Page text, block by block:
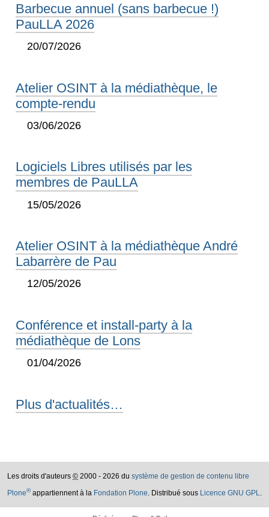
Barbecue annuel (sans barbecue !)
PauLLA 2026
20/07/2026
Atelier OSINT à la médiathèque, le
compte-rendu
03/06/2026
Logiciels Libres utilisés par les
membres de PauLLA
15/05/2026
Atelier OSINT à la médiathèque André
Labarrère de Pau
12/05/2026
Conférence et install-party à la
médiathèque de Lons
01/04/2026
Plus d'actualités…
Les droits d'auteurs © 2000 - 2026 du système de gestion de contenu libre
Plone®appartiennent à la Fondation Plone. Distribué sous Licence GNU GPL.